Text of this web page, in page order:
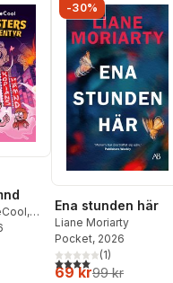
,
-30%
Ena stunden här
Liane Moriarty
Pocket, 2026
4,0utav 5 stjärnor.
(1)
69 kr99 kr